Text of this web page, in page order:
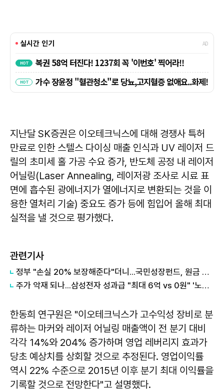
지난달 SK증권은 이오테크닉스에 대해 경쟁사 특허
만료로 인한 스텔스 다이싱 매출 인식과 UV 레이저 드
릴의 초미세 홀 가공 수요 증가, 반도체 공정 내 레이저
어닐링(Laser Annealing, 레이저광 조사로 시료 표
면에 흡수된 광에너지가 열에너지로 변환되는 것을 이
용한 열처리 기술) 중요도 증가 등에 힘입어 올해 최대
실적을 낼 것으로 평가했다.
관련기사
정부 "손실 20% 보장해준다"더니...국민성장펀드, 원금 손실 시작됐다
주가 악재 되나...삼성전자 성과급 "최대 6억 vs 0원" '노노갈등' 터진 이유
한동희 연구원은 "이오테크닉스가 고수익성 장비로 분
류하는 마커와 레이저 어닐링 매출액이 전 분기 대비
각각 14%와 204% 증가하며 영업 레버리지 효과가
당초 예상치를 상회할 것으로 추정된다. 영업이익률
역시 22% 수준으로 2015년 이후 분기 최대 이익률을
기록할 것으로 전망한다"고 설명했다.